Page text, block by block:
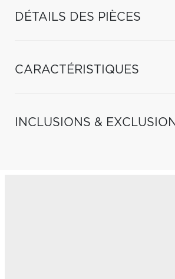
DÉTAILS DES PIÈCES
CARACTÉRISTIQUES
INCLUSIONS &